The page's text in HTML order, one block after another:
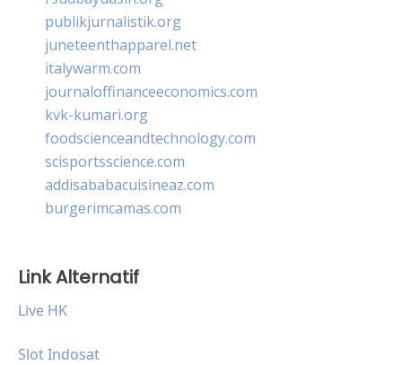
publikjurnalistik.org
juneteenthapparel.net
italywarm.com
journaloffinanceeconomics.com
kvk-kumari.org
foodscienceandtechnology.com
scisportsscience.com
addisababacuisineaz.com
burgerimcamas.com
Link Alternatif
Live HK
Slot Indosat